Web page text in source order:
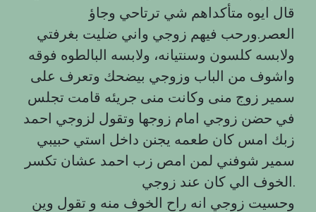
قال ايوه متأكداهم شي ترتاحي وجاؤ
العصر.ورحب فيهم زوجي واني ضليت بغرفتي
ولابسه كلسون وسنتيانه، ولابسه البالطوه فوقه
واشوف من الباب وزوجي بيضحك وتعرف على
سمير زوج منى وكانت منى جريئه قامت تجلس
في حضن زوجي امام زوجها وتقول لزوجي احمد
زبك امس كان طعمه يجنن داخل استي حبيبي
سمير شوفني لمن امص زب احمد عشان تكسر
الخوف الي كان عند زوجي.
وحسيت زوجي انه راح الخوف منه و تقول وين